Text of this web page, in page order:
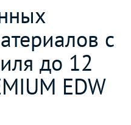
с
до 12
EDW